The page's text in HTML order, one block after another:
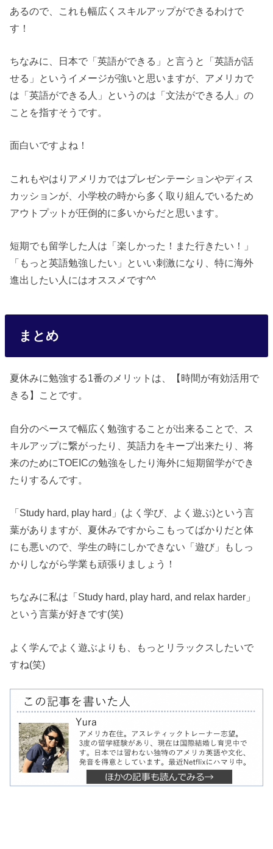
あるので、これも幅広くスキルアップができるわけで
す！
ちなみに、日本で「英語ができる」と言うと「英語が話
せる」というイメージが強いと思いますが、アメリカで
は「英語ができる人」というのは「文法ができる人」の
ことを指すそうです。
面白いですよね！
これもやはりアメリカではプレゼンテーションやディス
カッションが、小学校の時から多く取り組んでいるため
アウトプットが圧倒的に多いからだと思います。
短期でも留学した人は「楽しかった！また行きたい！」
「もっと英語勉強したい」といい刺激になり、特に海外
進出したい人にはオススメです^^
まとめ
夏休みに勉強する1番のメリットは、【時間が有効活用で
きる】ことです。
自分のペースで幅広く勉強することが出来ることで、ス
キルアップに繋がったり、英語力をキープ出来たり、将
来のためにTOEICの勉強をしたり海外に短期留学ができ
たりするんです。
「Study hard, play hard」(よく学び、よく遊ぶ)という言
葉がありますが、夏休みですからこもってばかりだと体
にも悪いので、学生の時にしかできない「遊び」もしっ
かりしながら学業も頑張りましょう！
ちなみに私は「Study hard, play hard, and relax harder」
という言葉が好きです(笑)
よく学んでよく遊ぶよりも、もっとリラックスしたいで
すね(笑)